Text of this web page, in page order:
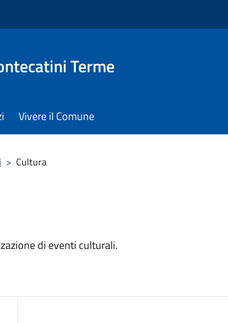
Terme
Vivere il Comune
> Cultura
di eventi culturali.